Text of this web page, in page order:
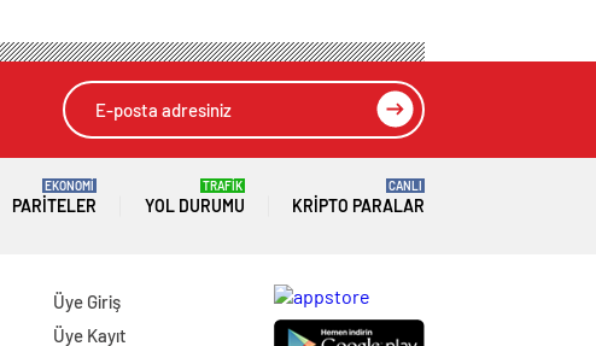
PARITELER
EKONOMİ
YOL DURUMU
TRAFİK
KRIPTO PARALAR
CANLI
Üye Giriş
Üye Kayıt